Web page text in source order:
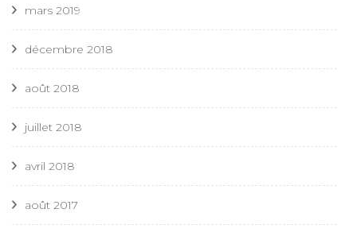
mars 2019
décembre 2018
août 2018
juillet 2018
avril 2018
août 2017